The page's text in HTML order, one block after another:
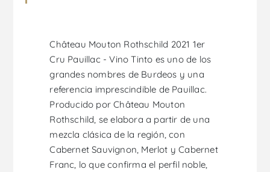
Château Mouton Rothschild 2021 1er
Cru Pauillac - Vino Tinto es uno de los
grandes nombres de Burdeos y una
referencia imprescindible de Pauillac.
Producido por Château Mouton
Rothschild, se elabora a partir de una
mezcla clásica de la región, con
Cabernet Sauvignon, Merlot y Cabernet
Franc, lo que confirma el perfil noble,